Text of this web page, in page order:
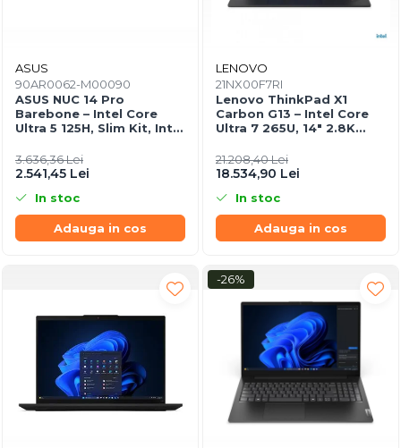
ASUS
90AR0062-M00090
ASUS NUC 14 Pro
Barebone – Intel Core
Ultra 5 125H, Slim Kit, Intel
3.636,36 Lei
2.541,45 Lei
In stoc
Adauga in cos
LENOVO
21NX00F7RI
Lenovo ThinkPad X1
Carbon G13 – Intel Core
Ultra 7 265U, 14" 2.8K
SSD, Wi‑Fi 7, 5G, W11P, 3Y
Premier
21.208,40 Lei
18.534,90 Lei
In stoc
Adauga in cos
-26%